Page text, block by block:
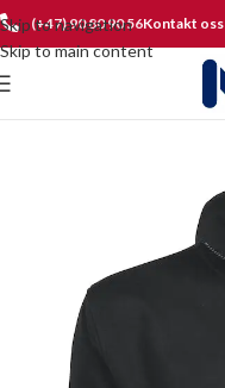
Skip to navigation
Skip to main content
(+47) 90 80 90 56Kontakt oss